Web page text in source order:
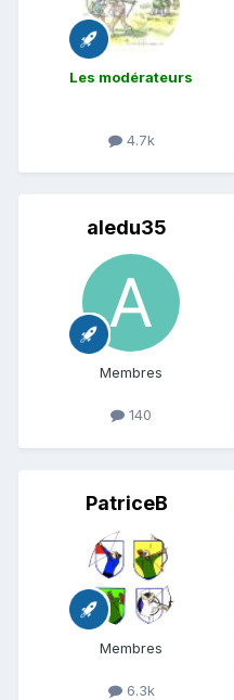
Les modérateurs
4.7k
aledu35
Membres
140
PatriceB
Membres
6.3k